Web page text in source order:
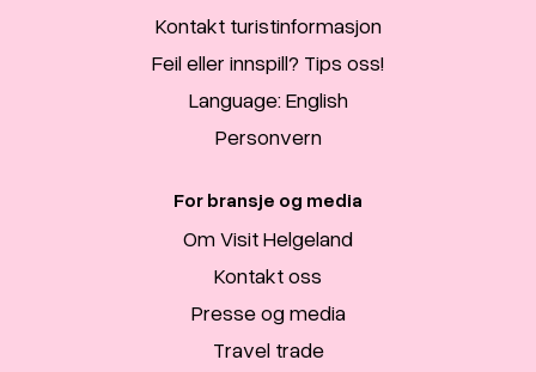
Kontakt turistinformasjon
Feil eller innspill? Tips oss!
Language: English
Personvern
For bransje og media
Om Visit Helgeland
Kontakt oss
Presse og media
Travel trade